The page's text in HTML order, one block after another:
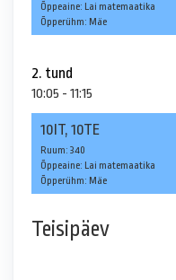
Õppeaine: Lai matemaatika
Õpperühm: Mäe
2. tund
10:05 - 11:15
10IT, 10TE
Ruum: 340
Õppeaine: Lai matemaatika
Õpperühm: Mäe
Teisipäev